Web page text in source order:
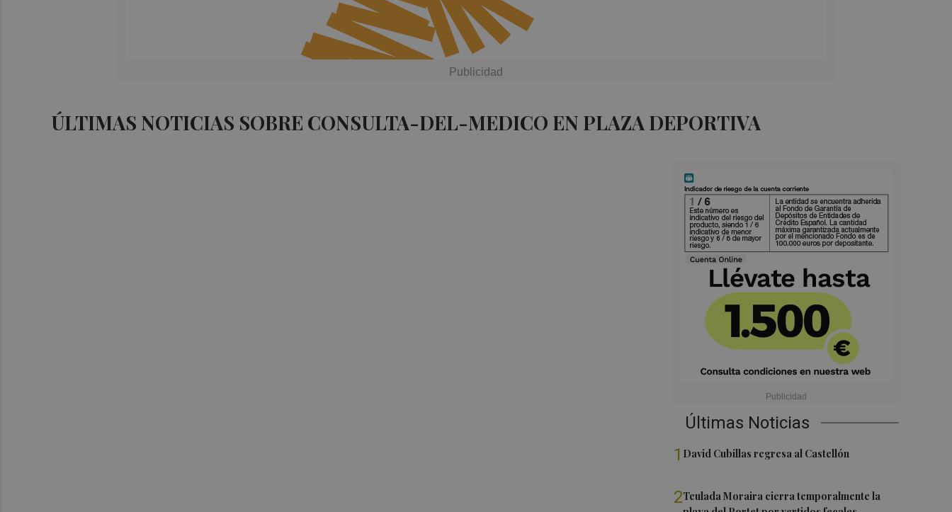
ÚLTIMAS NOTICIAS SOBRE CONSULTA-DEL-MEDICO EN PLAZA DEPORTIVA
Últimas Noticias
1 David Cubillas regresa al Castellón
2Teulada Moraira cierra temporalmente la